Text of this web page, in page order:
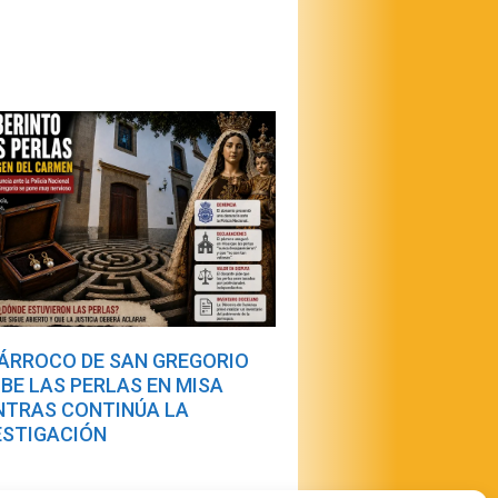
DE SAN GREGORIO
LAS PERLAS EN MISA
CONTINÚA LA